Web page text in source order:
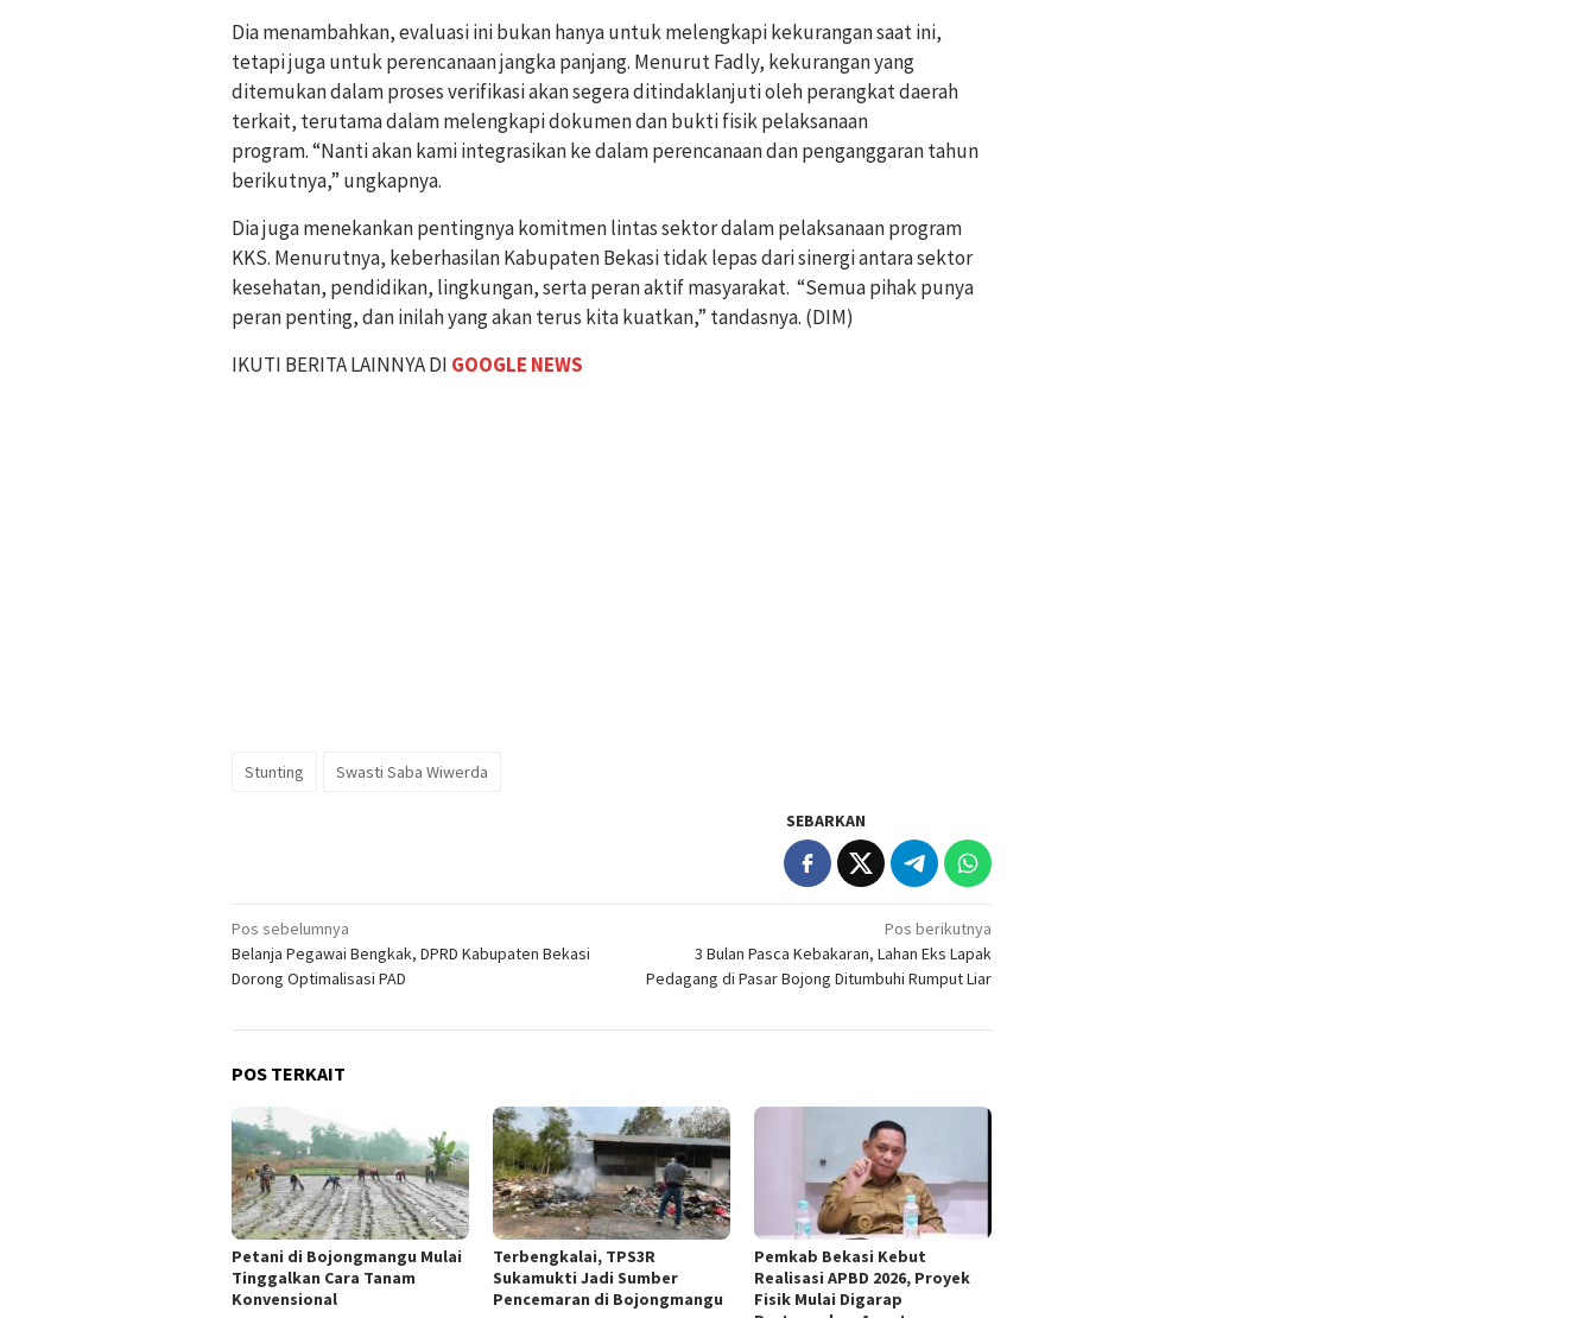
Dia menambahkan, evaluasi ini bukan hanya untuk melengkapi kekurangan saat ini,
tetapi juga untuk perencanaan jangka panjang. Menurut Fadly, kekurangan yang
ditemukan dalam proses verifikasi akan segera ditindaklanjuti oleh perangkat daerah
terkait, terutama dalam melengkapi dokumen dan bukti fisik pelaksanaan
program. “Nanti akan kami integrasikan ke dalam perencanaan dan penganggaran tahun
berikutnya,” ungkapnya.
Dia juga menekankan pentingnya komitmen lintas sektor dalam pelaksanaan program
KKS. Menurutnya, keberhasilan Kabupaten Bekasi tidak lepas dari sinergi antara sektor
kesehatan, pendidikan, lingkungan, serta peran aktif masyarakat. “Semua pihak punya
peran penting, dan inilah yang akan terus kita kuatkan,” tandasnya. (DIM)
IKUTI BERITA LAINNYA DI GOOGLE NEWS
Stunting Swasti Saba Wiwerda
SEBARKAN
Navigasi
pos
Pos sebelumnya
Belanja Pegawai Bengkak, DPRD Kabupaten Bekasi
Dorong Optimalisasi PAD
Pos berikutnya
3 Bulan Pasca Kebakaran, Lahan Eks Lapak
Pedagang di Pasar Bojong Ditumbuhi Rumput Liar
POS TERKAIT
Petani di Bojongmangu Mulai
Tinggalkan Cara Tanam
Konvensional
Terbengkalai, TPS3R
Sukamukti Jadi Sumber
Pencemaran di Bojongmangu
Pemkab Bekasi Kebut
Realisasi APBD 2026, Proyek
Fisik Mulai Digarap